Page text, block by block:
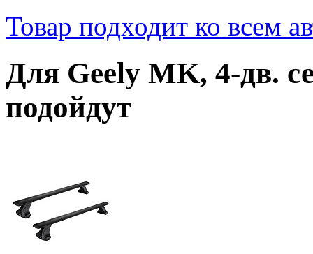
Товар подходит ко всем
Для Geely MK, 4-дв.
подойдут